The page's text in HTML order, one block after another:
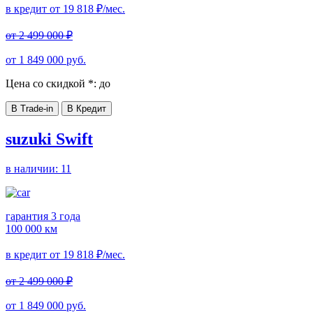
в кредит от 19 818 ₽/мес.
от2 499 000₽
от 1 849 000 руб.
Цена со скидкой *: до
В Trade-in В Кредит
suzuki Swift
в наличии: 11
гарантия 3 года
100 000 км
в кредит от 19 818 ₽/мес.
от2 499 000₽
от 1 849 000 руб.